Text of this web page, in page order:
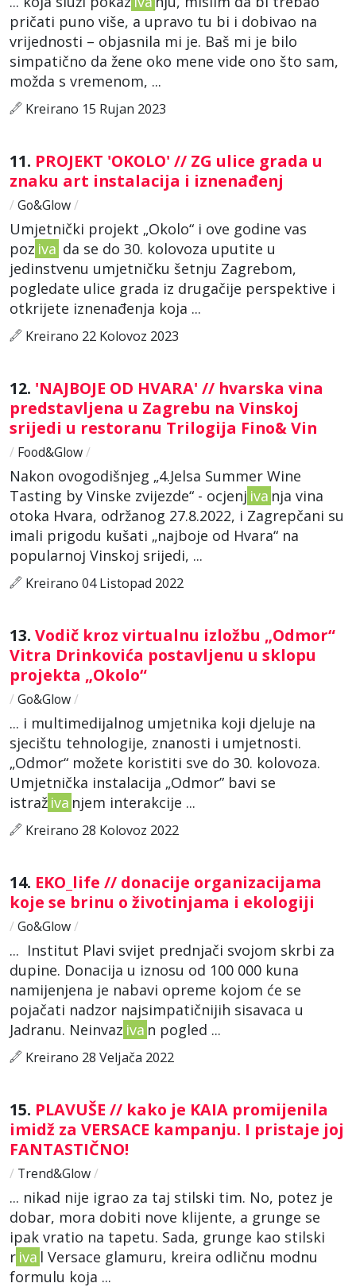
pričati puno više, a upravo tu bi i dobivao na
vrijednosti – objasnila mi je. Baš mi je bilo
simpatično da žene oko mene vide ono što sam,
možda s vremenom, ...
Kreirano 15 Rujan 2023
11. PROJEKT 'OKOLO' // ZG ulice grada u
znaku art instalacija i iznenađenj
/ Go&Glow/
Umjetnički projekt „Okolo“ i ove godine vas
poz iva da se do 30. kolovoza uputite u
jedinstvenu umjetničku šetnju Zagrebom,
pogledate ulice grada iz drugačije perspektive i
otkrijete iznenađenja koja ...
Kreirano 22 Kolovoz 2023
12. 'NAJBOJE OD HVARA' // hvarska vina
predstavljena u Zagrebu na Vinskoj
srijedi u restoranu Trilogija Fino& Vin
/ Food&Glow/
Nakon ovogodišnjeg „4.Jelsa Summer Wine
Tasting by Vinske zvijezde“ - ocjenj iva nja vina
otoka Hvara, održanog 27.8.2022, i Zagrepčani su
imali prigodu kušati „najboje od Hvara“ na
popularnoj Vinskoj srijedi, ...
Kreirano 04 Listopad 2022
13. Vodič kroz virtualnu izložbu „Odmor“
Vitra Drinkovića postavljenu u sklopu
projekta „Okolo“
/ Go&Glow/
... i multimedijalnog umjetnika koji djeluje na
sjecištu tehnologije, znanosti i umjetnosti.
„Odmor“ možete koristiti sve do 30. kolovoza.
Umjetnička instalacija „Odmor” bavi se
istraž iva njem interakcije ...
Kreirano 28 Kolovoz 2022
14. EKO_life // donacije organizacijama
koje se brinu o životinjama i ekologiji
/ Go&Glow/
... Institut Plavi svijet prednjači svojom skrbi za
dupine. Donacija u iznosu od 100 000 kuna
namijenjena je nabavi opreme kojom će se
pojačati nadzor najsimpatičnijih sisavaca u
Jadranu. Neinvaz iva n pogled ...
Kreirano 28 Veljača 2022
15. PLAVUŠE // kako je KAIA promijenila
imidž za VERSACE kampanju. I pristaje joj
FANTASTIČNO!
/ Trend&Glow/
... nikad nije igrao za taj stilski tim. No, potez je
dobar, mora dobiti nove klijente, a grunge se
ipak vratio na tapetu. Sada, grunge kao stilski
r iva l Versace glamuru, kreira odličnu modnu
formulu koja ...